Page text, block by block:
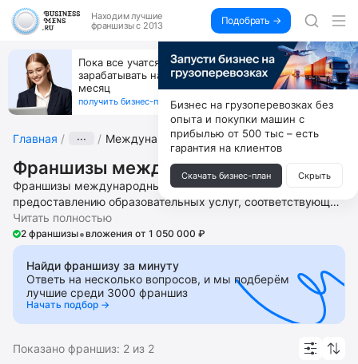
Находим лучшие
франшизы с 2013
Подобрать →
Пока все учатся пользоваться ИИ, вы можете
зарабатывать на их обучении по 500 тыс. каждый
месяц
получить бизнес-план ↓
Главная ··· Международные школы
Франшизы международных школ
Франшизы международных школ – это бизнес по
предоставлению образовательных услуг, соответствующие
требованиям, предъявляемые Российской Федерацией и
других иностранных государств к образовательным
учреждениям. Откройте без опыта и больших финансовых
вложений частную школу и детский сад, школу
робототехники и программирования. Получите помощь в
запуске и ведении бизнеса, подборе локации, контроле за
ведением ремонтных работ, поиске и обучении персонала,
введение образовательной деятельности, поиске клиентов,
Читать полностью
2 франшизы•вложения от 1 050 000 ₽
Найди франшизу за минуту
Ответь на несколько вопросов, и мы подберём
лучшие среди 3000 франшиз
Начать подбор →
Показано франшиз: 2 из 2
Бизнес на грузоперевозках без
опыта и покупки машин с
прибылью от 500 тыс – есть
гарантия на клиентов
Скачать бизнес-план Скрыть